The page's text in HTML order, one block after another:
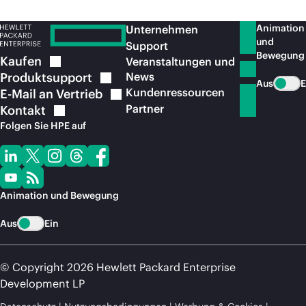
Kaufen
Produktsupport
E-Mail an Vertrieb
Kontakt
Folgen Sie HPE auf
Animation und Bewegung
Aus Ein
Unternehmen
Support
Veranstaltungen und
News
Kundenressourcen
Partner
Animation
und
Bewegung
Aus
© Copyright 2026 Hewlett Packard Enterprise
Development LP